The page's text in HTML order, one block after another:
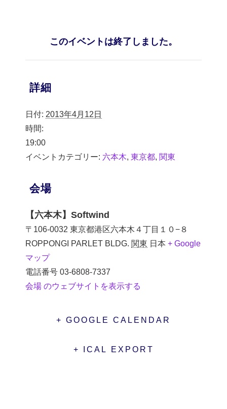
このイベントは終了しました。
詳細
日付: 2013年4月12日
時間:
19:00
イベントカテゴリー: 六本木 東京都 関東
会場
【六本木】Softwind
〒106-0032 東京都港区六本木４丁目１０−８
ROPPONGI PARLET BLDG. 関東 日本 + Google
マップ
電話番号 03-6808-7337
会場 のウェブサイトを表示する
+ GOOGLE CALENDAR
+ ICAL EXPORT